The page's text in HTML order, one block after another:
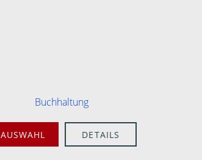
Buchhaltung
AUSWAHL DETAILS